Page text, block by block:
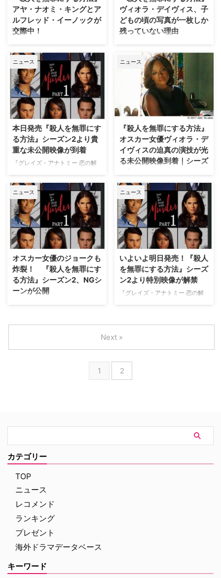
えている。 現地時間の7月5日
（水）、ポッ…
ーズン3のネタばれを含みます）
同サイトが、チャー…
アヤ・ナオミ・キングとア
ルフレッド・イーノックが
交際中！
大人気法廷サスペンスドラマ『殺
人を無罪にする方法』で、法律学
生ミカエラ役のアヤ・ナオミ・キ
ングと、ウェス役のアルフレッ
ド・イーノックが交際しているこ
とが明らかとなった。米E!Online
などが報じている。 今月12日
（日）、アヤは画像共有サイト
フレッドと一緒にロンドンを訪れ
ていた時…
ヴィオラ・デイヴィス、子
どもの頃の写真が一枚しか
残っていない理由
米ABCのリーガルサスペンスドラ
マ『殺人を無罪にする方法』で主
演を務め、第89回アカデミー賞
では『Fences（原題）』で助演
女優賞に輝いたヴィオラ・デイヴ
ィス。まさに今をときめく彼女が
米Peopleに登場し、貧しかった
幼少期について赤裸々に明かして
いる。 トニー賞、エミー賞、そ
してアカデミー賞の3冠を達成
し、女優とし…
ニュース
本日発売『殺人を無罪にす
る方法』シーズン2より貴
重な未公開映像が到着
『グレイズ・アナトミー 恋の解
た秘密』など手掛けるドラマが
次々にヒットするションダ・ライ
ムズと、先日アカデミー賞助演女
優賞を受賞したヴィオラ・デイヴ
ィス主演の話題作『殺人を無罪に
する方法』シーズン2のDVDリリ
ースとデジタル配信がいよいよ本
れらのリリースを記念…
ニュース
『殺人を無罪にする方法』
オスカー女優ヴィオラ・デ
イヴィスの迫真の演技が光
る未公開映像到着｜シーズ
『グレイズ・アナトミー』、『ス
キャンダル』など、大ヒット作を
手掛けるアメリカTV界のトップ
クリエイター、ションダ・ライム
ズが製作総指揮を務め、過去、現
在、未来の時間軸が交差する緊迫
感あふれるストーリーと怒涛の展
開に"驚き"が止まらないハイ・ク
オリティドラマとして、全米だけ
でなく日本でもファンが急増中の
型破りなサスペンス…
ニュース
オスカー女優のジョークも
炸裂！ 『殺人を無罪にす
る方法』シーズン2、NGシ
ーンが公開
先日発表された第89回アカデミ
（『Fences(原題)』）に輝いたヴ
ーズン2のDVDリリースとデジタ
ニュース
いよいよ明日発売！『殺人
を無罪にする方法』シーズ
ン2より特別映像が解禁
『グレイズ・アナトミー 恋の解
ィス主演の話題作『殺人を無罪に
する方法』シーズン2のDVDリリ
ースとデジタル配信がいよいよ明
日3月3日（金）よりスタートす
1 2
Next »
カテゴリー
TOP
ニュース
レコメンド
ランキング
プレゼント
海外ドラマデータベース
キーワード